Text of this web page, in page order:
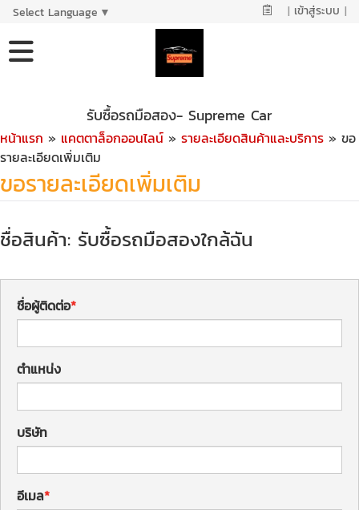
Select Language ▼ | เข้าสู่ระบบ |
รับซื้อรถมือสอง- Supreme Car
หน้าแรก » แคตตาล็อกออนไลน์ » รายละเอียดสินค้าและบริการ » ขอ
รายละเอียดเพิ่มเติม
ขอรายละเอียดเพิ่มเติม
ชื่อสินค้า: รับซื้อรถมือสองใกล้ฉัน
ชื่อผู้ติดต่อ
ตำแหน่ง
บริษัท
อีเมล